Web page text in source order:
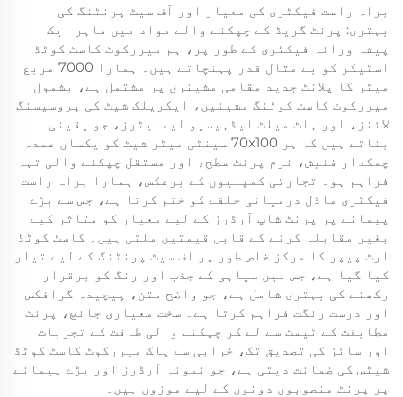
براہ راست فیکٹری کی معیار اور آف سیٹ پرنٹنگ کی
بہتری: پرنٹ گریڈ کے چپکنے والے مواد میں ماہر ایک
پیشہ ورانہ فیکٹری کے طور پر، ہم میررکوٹ کاسٹ کوٹڈ
اسٹیکر کو بے مثال قدر پہنچاتے ہیں۔ ہمارا 7000 مربع
میٹر کا پلانٹ جدید مقامی مشینری پر مشتمل ہے، بشمول
میررکوٹ کاسٹ کوٹنگ مشینیں، ایکریلک شیٹ کی پروسیسنگ
لائنز، اور ہاٹ میلٹ ایڈہیسیو لیمنیٹرز، جو یقینی
بناتے ہیں کہ ہر 70x100 سینٹی میٹر شیٹ کو یکساں عمدہ
چمکدار فنیش، نرم پرنٹ سطح، اور مستقل چپکنے والی تہہ
فراہم ہو۔ تجارتی کمپنیوں کے برعکس، ہمارا براہ راست
فیکٹری ماڈل درمیانی حلقے کو ختم کرتا ہے، جس سے بڑے
پیمانے پر پرنٹ شاپ آرڈرز کے لیے معیار کو متاثر کیے
بغیر مقابلہ کرنے کے قابل قیمتیں ملتی ہیں۔ کاسٹ کوٹڈ
آرٹ پیپر کا مرکز خاص طور پر آف سیٹ پرنٹنگ کے لیے تیار
کیا گیا ہے، جس میں سیاہی کے جذب اور رنگ کو برقرار
رکھنے کی بہتری شامل ہے، جو واضح متن، پیچیدہ گرافکس
اور درست رنگت فراہم کرتا ہے۔ سخت معیاری جانچ، پرنٹ
مطابقت کے ٹیسٹ سے لے کر چپکنے والی طاقت کے تجربات
اور سائز کی تصدیق تک، خرابی سے پاک میررکوٹ کاسٹ کوٹڈ
شیٹس کی ضمانت دیتی ہے، جو نمونہ آرڈرز اور بڑے پیمانے
پر پرنٹ منصوبوں دونوں کے لیے موزوں ہیں۔